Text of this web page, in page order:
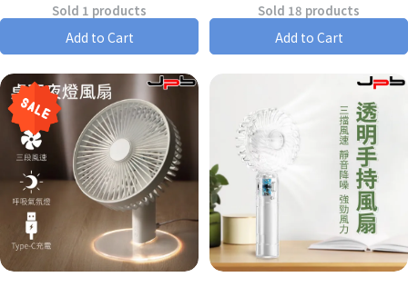
Sold 1 products
Add to Cart
Sold 18 products
Add to Cart